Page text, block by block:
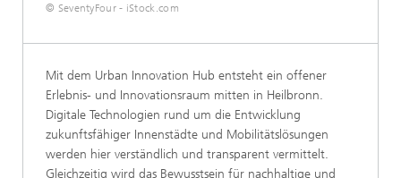
© SeventyFour - iStock.com
Mit dem Urban Innovation Hub entsteht ein offener
Erlebnis- und Innovationsraum mitten in Heilbronn.
Digitale Technologien rund um die Entwicklung
zukunftsfähiger Innenstädte und Mobilitätslösungen
werden hier verständlich und transparent vermittelt.
Gleichzeitig wird das Bewusstsein für nachhaltige und